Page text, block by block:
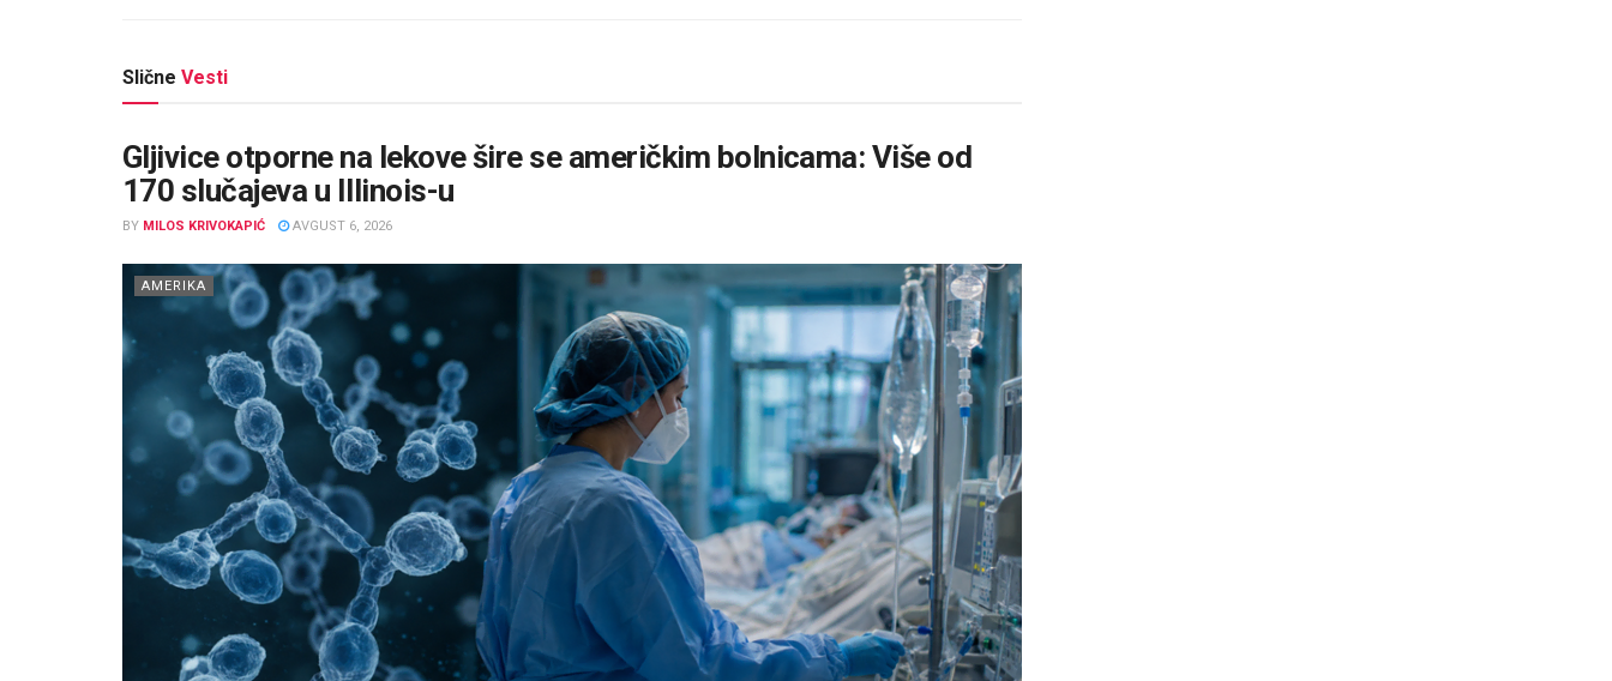
Slične Vesti
Gljivice otporne na lekove šire se američkim bolnicama: Više od
170 slučajeva u Illinois-u
BY MILOS KRIVOKAPIĆ AVGUST 6, 2026
AMERIKA